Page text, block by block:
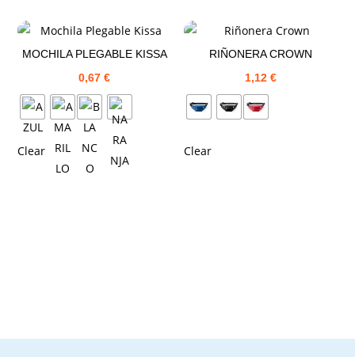
MOCHILA PLEGABLE KISSA
0,67€
Clear
RIÑONERA CROWN
1,12 €
Clear